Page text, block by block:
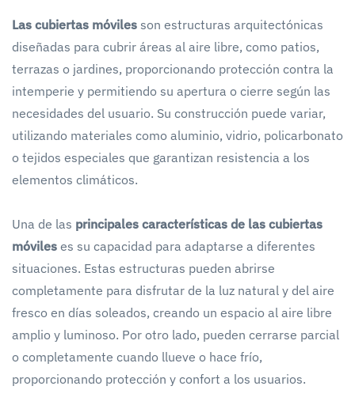
Las cubiertas móviles son estructuras arquitectónicas
diseñadas para cubrir áreas al aire libre, como patios,
terrazas o jardines, proporcionando protección contra la
intemperie y permitiendo su apertura o cierre según las
necesidades del usuario. Su construcción puede variar,
utilizando materiales como aluminio, vidrio, policarbonato
o tejidos especiales que garantizan resistencia a los
elementos climáticos.
Una de las principales características de las cubiertas
móviles es su capacidad para adaptarse a diferentes
situaciones. Estas estructuras pueden abrirse
completamente para disfrutar de la luz natural y del aire
fresco en días soleados, creando un espacio al aire libre
amplio y luminoso. Por otro lado, pueden cerrarse parcial
o completamente cuando llueve o hace frío,
proporcionando protección y confort a los usuarios.